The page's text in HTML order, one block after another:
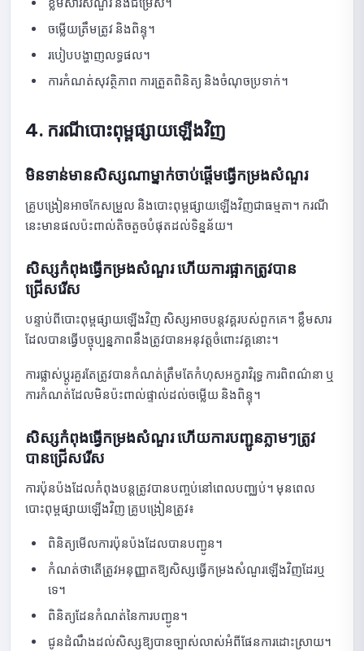
ចម្លើយត្រឹមត្រូវ និងពិន្ទុ។
របៀបបង្ហាញលទ្ធផល។
ការកំណត់សុវត្ថិភាព ការត្រួតពិនិត្យ និងចំណុចប្រទាក់។
4. ករណីបោះពុម្ពផ្សាយឡើងវិញ
មិនទាន់មានសិស្សណាម្នាក់ចាប់ផ្តើមធ្វើកម្រងសំណួរ
គ្រូបង្រៀនអាចកែសម្រួល និងបោះពុម្ពផ្សាយឡើងវិញជាធម្មតា។ ករណី
នេះមានផលប៉ះពាល់តិចតួចបំផុតដល់ទិន្នន័យ។
សិស្សកំពុងធ្វើកម្រងសំណួរ ហើយការផ្អាកត្រូវបាន
ជ្រើសរើស
បន្ទាប់ពីបោះពុម្ពផ្សាយឡើងវិញ សិស្សអាចបន្តវគ្គរបស់ពួកគេ។ ខ្លឹមសារ
ដែលបានធ្វើបច្ចុប្បន្នភាពនឹងត្រូវបានអនុវត្តចំពោះវគ្គនោះ។
ការផ្លាស់ប្តូរគួរតែត្រូវបានកំណត់ត្រឹមតែកំហុសអក្ខរាវិរុទ្ធ ការពិពណ៌នា ឬ
ការកំណត់ដែលមិនប៉ះពាល់ផ្ទាល់ដល់ចម្លើយ និងពិន្ទុ។
សិស្សកំពុងធ្វើកម្រងសំណួរ ហើយការបញ្ជូនភ្លាមៗត្រូវ
បានជ្រើសរើស
ការប៉ុនប៉ងដែលកំពុងបន្តត្រូវបានបញ្ចប់នៅពេលបញ្ឈប់។ មុនពេល
បោះពុម្ពផ្សាយឡើងវិញ គ្រូបង្រៀនត្រូវ៖
ពិនិត្យមើលការប៉ុនប៉ងដែលបានបញ្ជូន។
កំណត់ថាតើត្រូវអនុញ្ញាតឱ្យសិស្សធ្វើកម្រងសំណួរឡើងវិញដែរឬ
ទេ។
ពិនិត្យដែនកំណត់នៃការបញ្ជូន។
ជូនដំណឹងដល់សិស្សឱ្យបានច្បាស់លាស់អំពីផែនការដោះស្រាយ។